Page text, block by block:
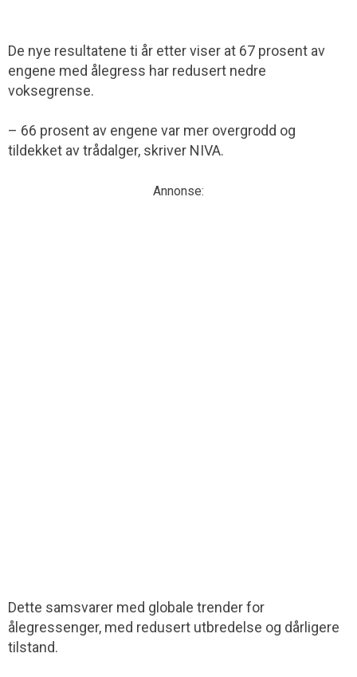
De nye resultatene ti år etter viser at 67 prosent av
engene med ålegress har redusert nedre
voksegrense.
– 66 prosent av engene var mer overgrodd og
tildekket av trådalger, skriver NIVA.
Annonse:
Dette samsvarer med globale trender for
ålegressenger, med redusert utbredelse og dårligere
tilstand.